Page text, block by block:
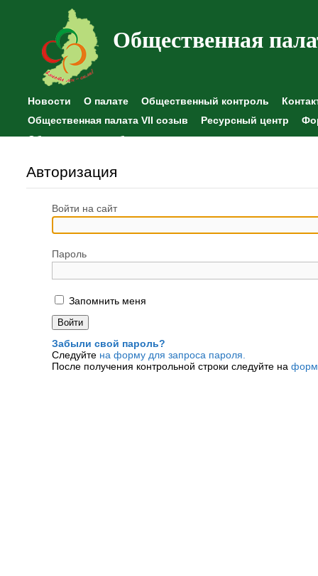
Общественная
Новости О палате Общественный контроль
Общественная палата VII созыв
Ресурсный центр
Общественные наблюдения
Авторизация
Войти на сайт
Пароль
Запомнить меня
Забыли свой пароль?
Следуйте на форму для запроса пароля.
После получения контрольной строки следуйте на